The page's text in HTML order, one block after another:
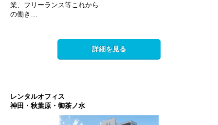
業、フリーランス等これから
の働き…
詳細を見る
レンタルオフィス
神田・秋葉原・御茶ノ水